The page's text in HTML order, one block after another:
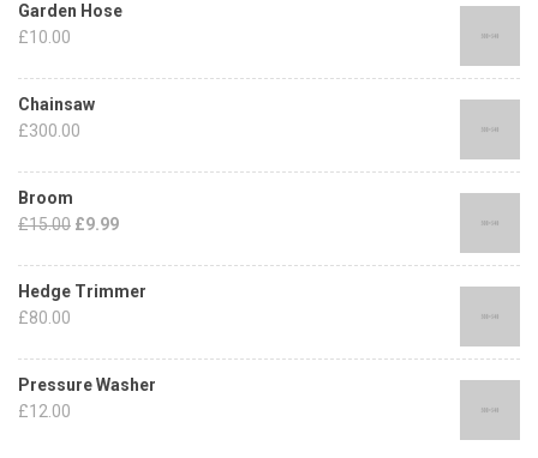
Garden Hose
£10.00
Chainsaw
£300.00
Broom
£15.00 £9.99
Hedge Trimmer
£80.00
Pressure Washer
£12.00